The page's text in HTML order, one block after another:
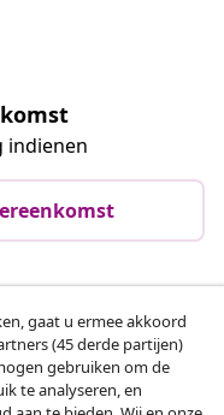
indienen
gaat u ermee akkoord
(45 derde partijen)
gebruiken om de
te analyseren, en